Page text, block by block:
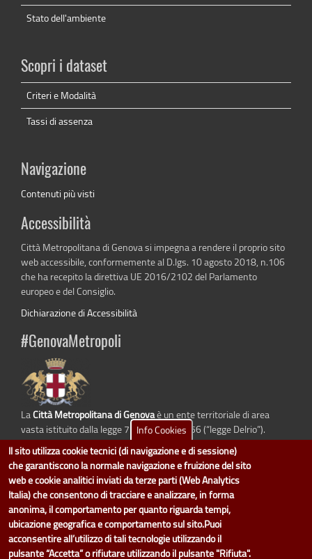
Stato dell'ambiente
Scopri i dataset
Criteri e Modalità
Tassi di assenza
Navigazione
Contenuti più visti
Accessibilità
Città Metropolitana di Genova si impegna a rendere il proprio sito
web accessibile, conformemente al D.lgs. 10 agosto 2018, n.106
che ha recepito la direttiva UE 2016/2102 del Parlamento
europeo e del Consiglio.
Dichiarazione di Accessibilità
#GenovaMetropoli
LaCittà Metropolitana di Genovaè un ente territoriale di area
vasta istituito dalla legge 7 aprile 2014 n. 56 (“legge Delrio”).
Sostituisce la Provincia di Genova.
dati.cittametropolitana.genova.it è il progetto "Open Data" della
Metropolitana di Genova.
Il design e la gestione sono a cura del Servizio Sistemi Informativi. Ogni
Direzione è responsabile per la parte di "dati" e "dataset".
Info Cookies
Il sito utilizza cookie tecnici (di navigazione e di sessione)
che garantiscono la normale navigazione e fruizione del sito
web e cookie analitici inviati da terze parti (Web Analytics
Italia) che consentono di tracciare e analizzare, in forma
anonima, il comportamento per quanto riguarda tempi,
ubicazione geografica e comportamento sul sito.Puoi
acconsentire all’utilizzo di tali tecnologie utilizzando il
pulsante “Accetta” o rifiutare utilizzando il pulsante "Rifiuta".